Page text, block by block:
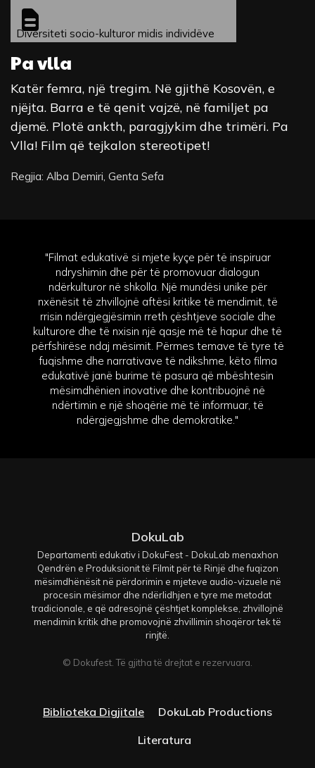
Diversiteti socio-kulturor midis individëve
Pa vlla
Katër femra, një tregim. Në gjithë Kosovën, e
njëjta. Barra e të qenit vajzë, në familjet pa
djemë. Plotë ankth, paragjykim dhe trimëri. Pa
Vlla! Film që tejkalon stereotipet!
Regjia: Alba Demiri, Genta Sefa
"Filmat edukativë si mjete kyçe për të inspiruar
ndryshimin dhe për të promovuar dialogun
ndërkulturor në shkolla. Një mundësi unike për
nxënësit të zhvillojnë aftësi kritike të mendimit, të
rrisin ndërgjegjësimin rreth çështjeve sociale dhe
kulturore dhe të nxisin një qasje më të hapur dhe të
përfshirëse ndaj mësimit. Përmes temave të tyre të
fuqishme dhe narrativave të ndikshme, këto filma
edukativë janë burime të pasura që mbështesin
mësimdhënien inovative dhe kontribuojnë në
ndërtimin e një shoqërie më të informuar, të
ndërgjegjshme dhe demokratike."
DokuLab
Departamenti edukativ i DokuFest - DokuLab menaxhon
Qendrën e Produksionit të Filmit për të Rinjë dhe fuqizon
mësimdhënësit në përdorimin e mjeteve audio-vizuele në
procesin mësimor dhe ndërlidhjen e tyre me metodat
tradicionale, e që adresojnë çështjet komplekse, zhvillojnë
mendimin kritik dhe promovojnë zhvillimin shoqëror tek të
rinjtë.
© Dokufest. Të gjitha të drejtat e rezervuara.
Biblioteka Digjitale
DokuLab Productions
Literatura